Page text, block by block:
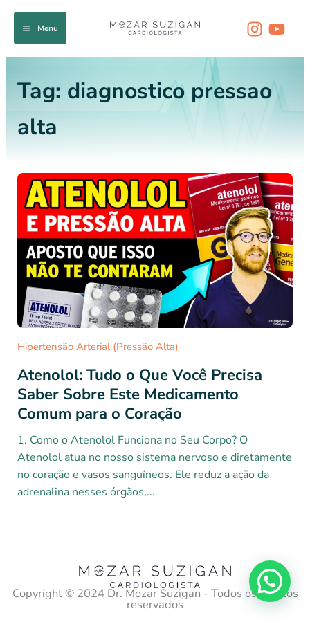
Menu
Tag: diagnostico pressao
alta
Hipertensão Arterial (Pressão Alta)
Atenolol: Tudo o Que Você Precisa
Saber Sobre Este Medicamento
Comum para o Coração
1. Como o Atenolol Funciona no Seu Corpo? O
Atenolol atua no nosso sistema nervoso e diretamente
no coração e vasos sanguíneos. Ele reduz a ação da
adrenalina nesses órgãos,...
Copyright ©️ 2024 Dr. Mozar Suzigan - Todos os direitos
reservados